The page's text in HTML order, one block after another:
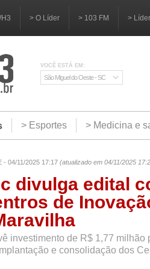
> O Líder > 103 FM >
VOCÊ ESTÁ EM:
São Miguel do Oeste - SC
> Esportes > Medicina e
- 04/11/2025 17:17 (atualizado em 04/11/2025
divulga edital
de
investimento de R$ 1,77
e consolidação dos